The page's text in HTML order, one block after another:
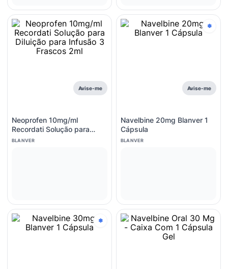
Avise-me
Neoprofen 10mg/ml
Recordati Solução para
Diluição para Infusão 3
BLANVER
❄
Avise-me
Navelbine 20mg Blanver 1
Cápsula
BLANVER
❄